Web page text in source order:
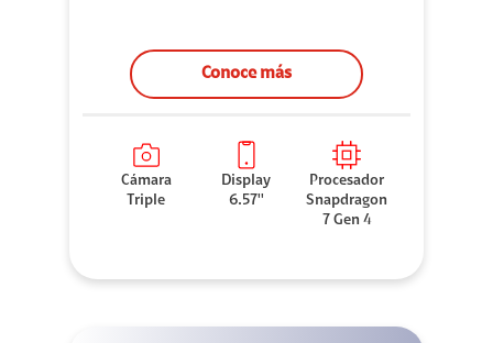
Conoce más
Cámara
Triple
Display
6.57''
Procesador
Snapdragon
7 Gen 4